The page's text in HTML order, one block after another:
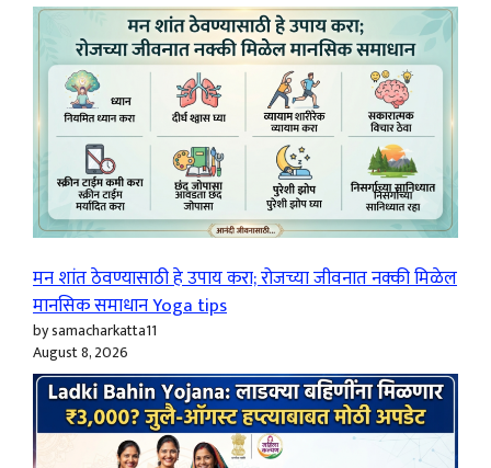
मन शांत ठेवण्यासाठी हे उपाय करा; रोजच्या जीवनात नक्की मिळेल
मानसिक समाधान Yoga tips
by samacharkatta11
August 8, 2026